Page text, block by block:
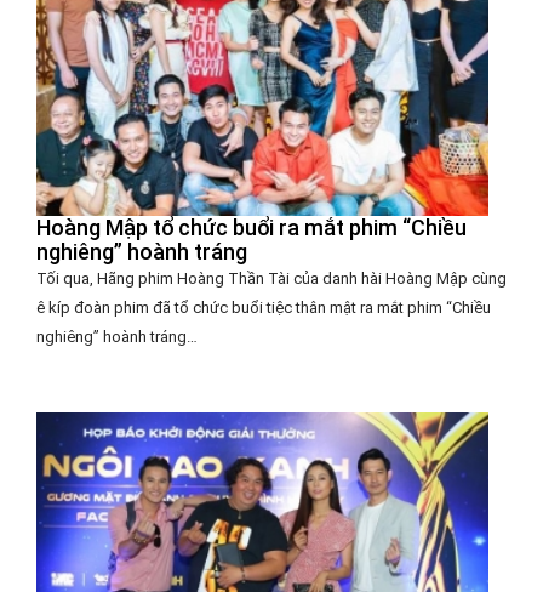
Hoàng Mập tổ chức buổi ra mắt phim “Chiều
nghiêng” hoành tráng
Tối qua, Hãng phim Hoàng Thần Tài của danh hài Hoàng Mập cùng
ê kíp đoàn phim đã tổ chức buổi tiệc thân mật ra mắt phim “Chiều
nghiêng” hoành tráng…